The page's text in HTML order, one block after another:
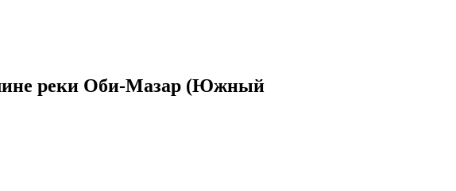
реки Оби-Мазар (Южный